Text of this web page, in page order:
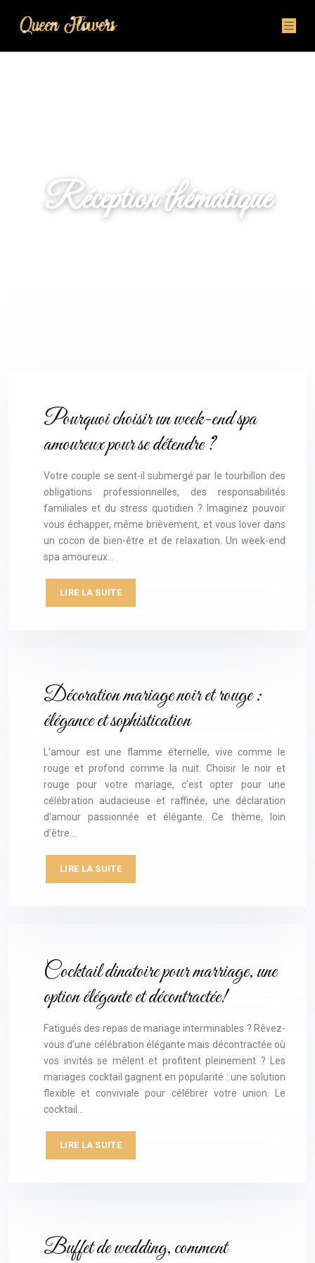
Réception thématique
Pourquoi choisir un week-end spa
amoureux pour se détendre ?
Votre couple se sent-il submergé par le tourbillon des
obligations professionnelles, des responsabilités
familiales et du stress quotidien ? Imaginez pouvoir
vous échapper, même brièvement, et vous lover dans
un cocon de bien-être et de relaxation. Un week-end
spa amoureux…
LIRE LA SUITE
Décoration mariage noir et rouge :
élégance et sophistication
L’amour est une flamme éternelle, vive comme le
rouge et profond comme la nuit. Choisir le noir et
rouge pour votre mariage, c’est opter pour une
célébration audacieuse et raffinée, une déclaration
d’amour passionnée et élégante. Ce thème, loin
d’être…
LIRE LA SUITE
Cocktail dinatoire pour marriage, une
option élégante et décontractée!
Fatigués des repas de mariage interminables ? Rêvez-
vous d’une célébration élégante mais décontractée où
vos invités se mêlent et profitent pleinement ? Les
mariages cocktail gagnent en popularité : une solution
flexible et conviviale pour célébrer votre union. Le
cocktail…
LIRE LA SUITE
Buffet de wedding, comment